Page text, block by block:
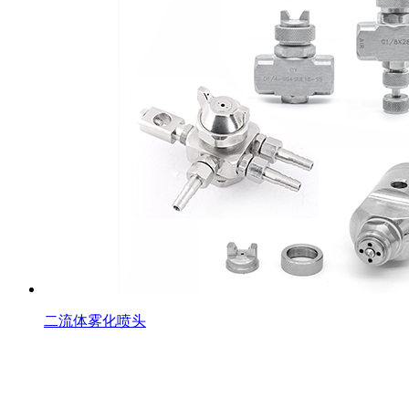
二流体雾化喷头